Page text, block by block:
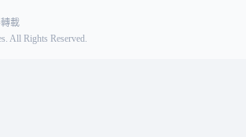
載
All Rights Reserved.